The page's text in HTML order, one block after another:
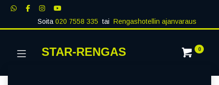
Soita020 7558 335 tai Rengashotellin ajanvaraus
STAR-RENGAS 0